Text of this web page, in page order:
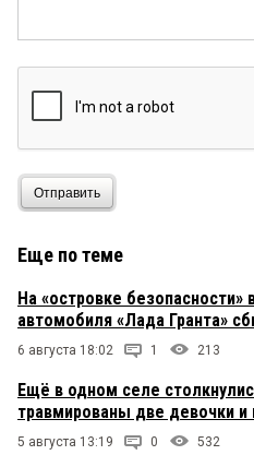
Отправить
Еще по теме
На «островке
автомобиля «Лада Гранта»
6 августа 18:02 1 213
Ещё в одном селе
травмированы две девочки и
5 августа 13:19 0 532